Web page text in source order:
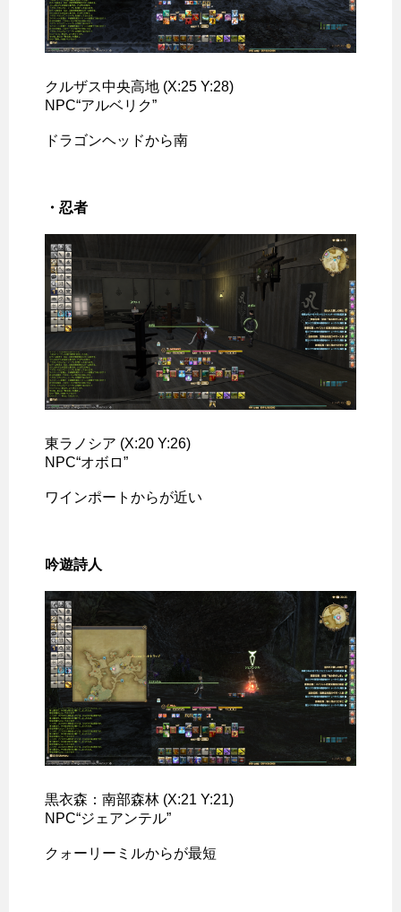
クルザス中央高地 (X:25 Y:28)
NPC“アルベリク”
ドラゴンヘッドから南
・忍者
東ラノシア (X:20 Y:26)
NPC“オボロ”
ワインポートからが近い
吟遊詩人
黒衣森：南部森林 (X:21 Y:21)
NPC“ジェアンテル”
クォーリーミルからが最短